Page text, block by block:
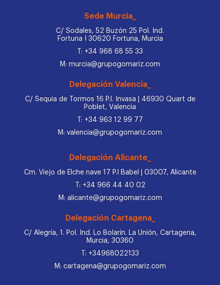
Sede Murcia_
C/ Sodales, 52 Buzón 25 Pol. Ind.
Fortuna I 30620 Fortuna, Murcia
T: +34 968 68 55 33
M: murcia@grupogomariz.com
Delegación Valencia_
C/ Sequia de Tormos 16 P.I. Invasa | 46930 Quart de
Poblet, Valencia
T: +34 963 12 99 77
M: valencia@grupogomariz.com
Delegación Alicante_
Cm. Viejo de Elche nave 17 P.I Babel | 03007, Alicante
T: +34 966 44 40 02
M: alicante@grupogomariz.com
Delegación Cartagena_
C/ Alegría, 1. Pol. Ind. Lo Bolarín. La Unión, Cartagena,
Murcia, 30360
T: +34968022133
M: cartagena@grupogomariz.com